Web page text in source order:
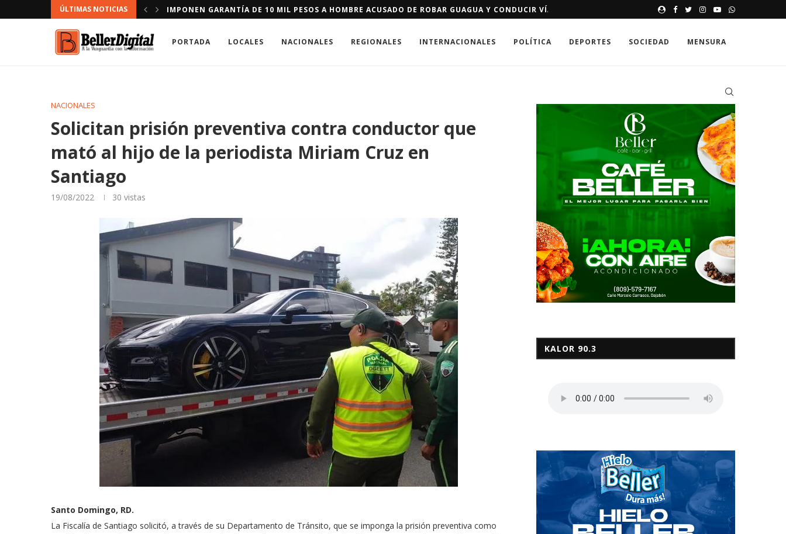
ÚLTIMAS NOTICIAS
VÍA CONTRARIA DOMINICANOS A LOS QUE SE LES NIEGUE RESIDENCIA DE EEUU PODRÁN PAGAR FIANZA DE HASTA 250,000 DÓLARES MEMORIAS DE UNA SONRISA
PORTADA LOCALES NACIONALES REGIONALES INTERNACIONALES POLÍTICA DEPORTES SOCIEDAD MENSURA
NACIONALES
Solicitan prisión preventiva contra conductor que
mató al hijo de la periodista Miriam Cruz en
Santiago
19/08/2022 30 vistas
Santo Domingo, RD.
La Fiscalía de Santiago solicitó, a través de su Departamento de Tránsito, que se imponga la prisión preventiva como
KALOR 90.3